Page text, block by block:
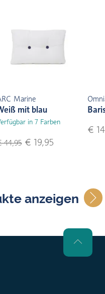
Marine
mit blau
in 7 Farben
44,95€ 19,95
€
anzeigen